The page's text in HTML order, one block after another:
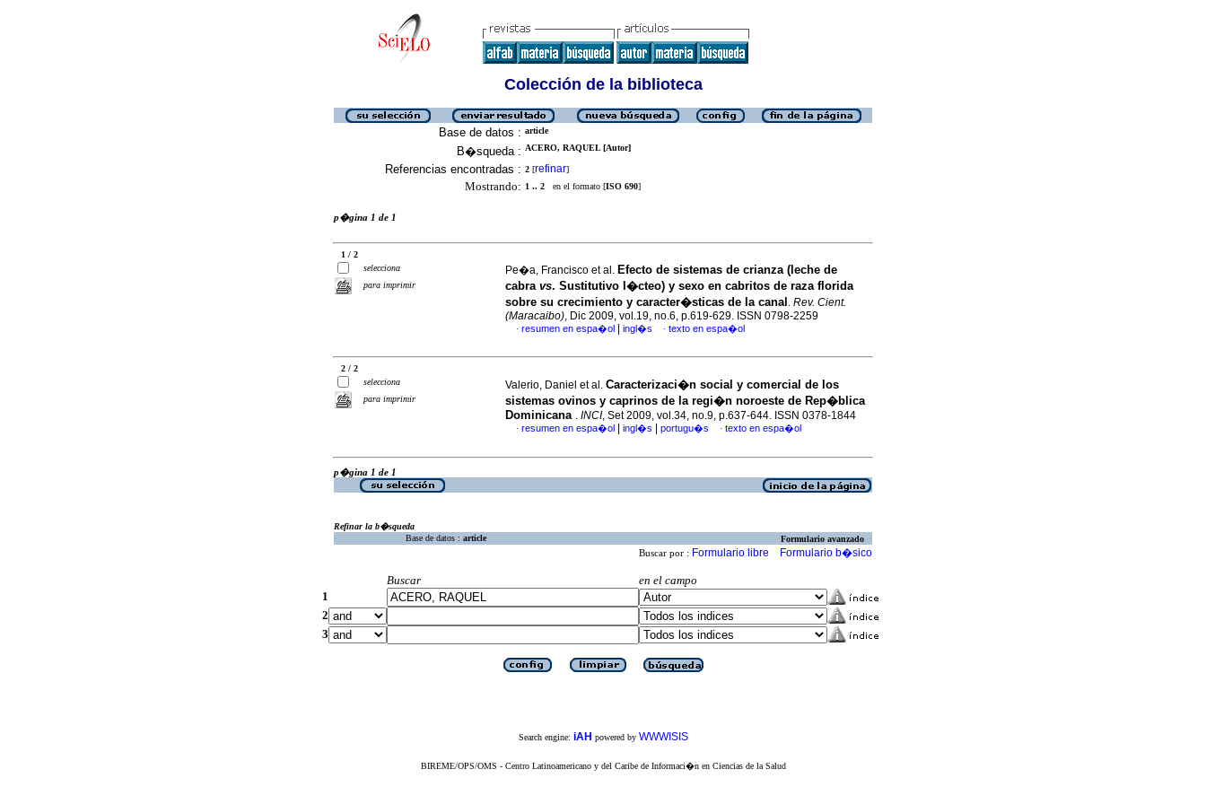
Colección de la biblioteca
Base de datos : article
B�squeda : ACERO, RAQUEL [Autor]
Referencias encontradas : 2 [refinar]
Mostrando: 1 .. 2 en el formato [ISO 690]
p�gina 1 de 1
1 / 2
selecciona
para imprimir
Pe�a, Francisco et al. Efecto de sistemas de crianza (leche de
cabra vs. Sustitutivo l�cteo) y sexo en cabritos de raza florida
sobre su crecimiento y caracter�sticas de la canal . Rev. Cient.
(Maracaibo), Dic 2009, vol.19, no.6, p.619-629. ISSN 0798-2259
· resumen en espa�ol ingl�s · texto en espa�ol
2 / 2
selecciona
para imprimir
Valerio, Daniel et al. Caracterizaci�n social y comercial de los
sistemas ovinos y caprinos de la regi�n noroeste de Rep�blica
Dominicana . INCI, Set 2009, vol.34, no.9, p.637-644. ISSN 0378-1844
· resumen en espa�ol ingl�s portugu�s · texto en espa�ol
p�gina 1 de 1
Refinar la b�squeda
Base de datos : article Formulario avanzado
Buscar por : Formulario libre Formulario b�sico
Buscar
en el campo
1
2
3
Search engine: iAH powered by WWWISIS
BIREME/OPS/OMS - Centro Latinoamericano y del Caribe de Informaci�n en Ciencias de la Salud